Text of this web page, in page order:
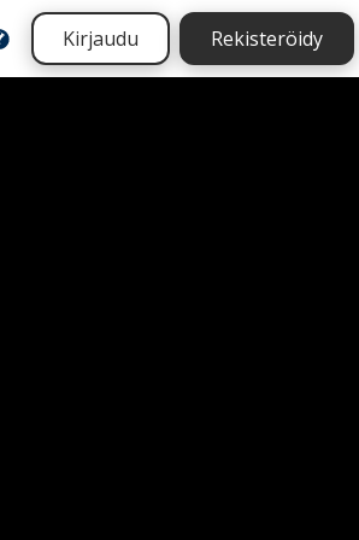
Kirjaudu Rekisteröidy